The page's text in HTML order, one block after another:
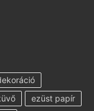
ezüst papír